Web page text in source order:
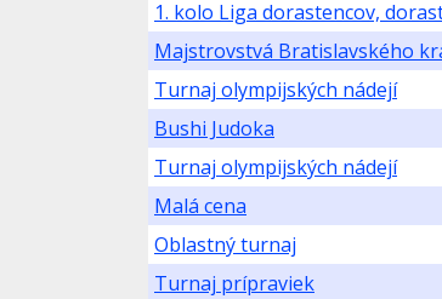
1. kolo Liga dorastencov,
Majstrovstvá Bratislavského
Turnaj olympijských nádejí
Bushi Judoka
Turnaj olympijských nádejí
Malá cena
Oblastný turnaj
Turnaj prípraviek